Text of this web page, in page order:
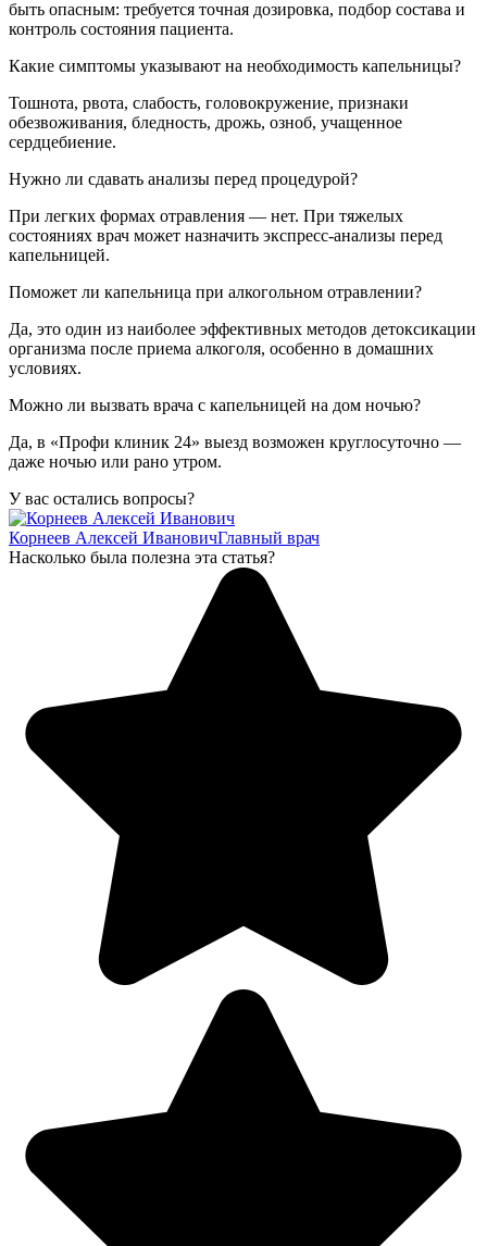
быть опасным: требуется точная дозировка, подбор состава и
контроль состояния пациента.
Какие симптомы указывают на необходимость капельницы?
Тошнота, рвота, слабость, головокружение, признаки
обезвоживания, бледность, дрожь, озноб, учащенное
сердцебиение.
Нужно ли сдавать анализы перед процедурой?
При легких формах отравления — нет. При тяжелых
состояниях врач может назначить экспресс-анализы перед
капельницей.
Поможет ли капельница при алкогольном отравлении?
Да, это один из наиболее эффективных методов детоксикации
организма после приема алкоголя, особенно в домашних
условиях.
Можно ли вызвать врача с капельницей на дом ночью?
Да, в «Профи клиник 24» выезд возможен круглосуточно —
даже ночью или рано утром.
У вас остались вопросы?
Корнеев Алексей ИвановичГлавный врач
Насколько была полезна эта статья?